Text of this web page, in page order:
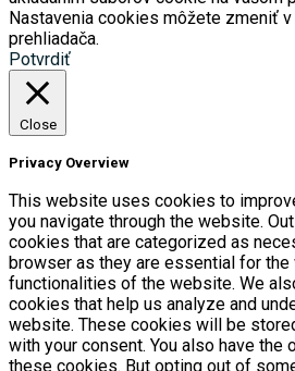
Nastavenia cookies môžete zmeniť
prehliadača.
Potvrdiť
Close
Privacy Overview
This website uses cookies to
you navigate through the website.
cookies that are categorized as
browser as they are essential for
functionalities of the website. We
cookies that help us analyze and
website. These cookies will be
with your consent. You also have the
these cookies. But opting out of